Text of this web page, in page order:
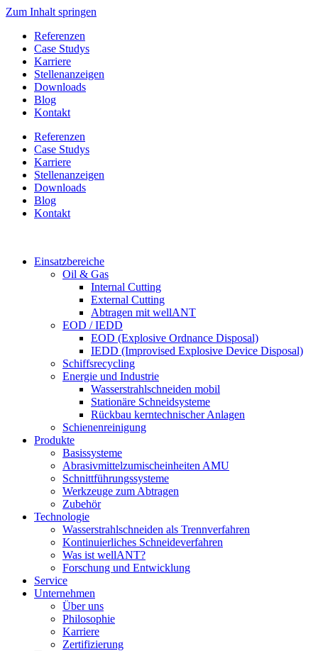
Zum Inhalt springen
Referenzen
Case Studys
Karriere
Stellenanzeigen
Downloads
Blog
Kontakt
Referenzen
Case Studys
Karriere
Stellenanzeigen
Downloads
Blog
Kontakt
Einsatzbereiche
Oil & Gas
Internal Cutting
External Cutting
Abtragen mit wellANT
EOD / IEDD
EOD (Explosive Ordnance Disposal)
IEDD (Improvised Explosive Device Disposal)
Schiffsrecycling
Energie und Industrie
Wasserstrahlschneiden mobil
Stationäre Schneidsysteme
Rückbau kerntechnischer Anlagen
Schienenreinigung
Produkte
Basissysteme
Abrasivmittelzumischeinheiten AMU
Schnittführungssysteme
Werkzeuge zum Abtragen
Zubehör
Technologie
Wasserstrahlschneiden als Trennverfahren
Kontinuierliches Schneideverfahren
Was ist wellANT?
Forschung und Entwicklung
Service
Unternehmen
Über uns
Philosophie
Karriere
Zertifizierung​